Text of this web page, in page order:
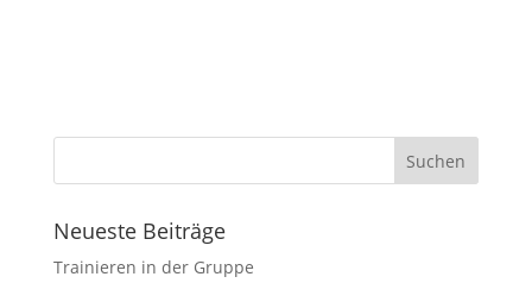
Neueste Beiträge
Trainieren in der Gruppe